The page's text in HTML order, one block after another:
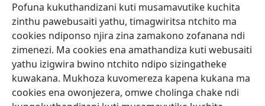
Pofuna kukuthandizani kuti musamavutike kuchita
zinthu pawebusaiti yathu, timagwiritsa ntchito ma
cookies ndiponso njira zina zamakono zofanana ndi
zimenezi. Ma cookies ena amathandiza kuti webusaiti
yathu izigwira bwino ntchito ndipo sizingatheke
kuwakana. Mukhoza kuvomereza kapena kukana ma
cookies ena owonjezera, omwe cholinga chake ndi
(imatsegula
tsamba
lina)
Watchtower LAIBULALE YA PA INTANET™
(imatsegula
tsamba
lina)
JW Hub ®
(imatsegula
tsamba
JW Laibulale